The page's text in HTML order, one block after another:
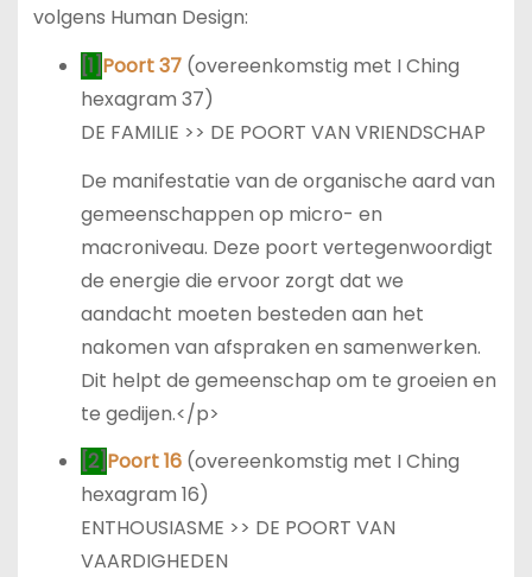
volgens Human Design:
[1] Poort 37 (overeenkomstig met I Ching
hexagram 37)
DE FAMILIE >> DE POORT VAN VRIENDSCHAP
De manifestatie van de organische aard van
gemeenschappen op micro- en
macroniveau. Deze poort vertegenwoordigt
de energie die ervoor zorgt dat we
aandacht moeten besteden aan het
nakomen van afspraken en samenwerken.
Dit helpt de gemeenschap om te groeien en
te gedijen.</p>
[2] Poort 16 (overeenkomstig met I Ching
hexagram 16)
ENTHOUSIASME >> DE POORT VAN
VAARDIGHEDEN